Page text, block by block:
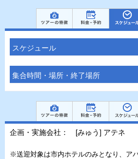
スケジュール
集合時間・場所・終了場所
企画・実施会社： [みゅう] アテネ
※送迎対象は市内ホテルのみとなり、ア